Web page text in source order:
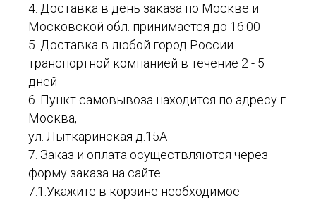
4. Доставка в день заказа по Москве и
Московской обл. принимается до 16:00
5. Доставка в любой город России
транспортной компанией в течение 2 - 5
дней
6. Пункт самовывоза находится по адресу г.
Москва,
ул. Лыткаринская д.15А
7. Заказ и оплата осуществляются через
форму заказа на сайте.
7.1.Укажите в корзине необходимое